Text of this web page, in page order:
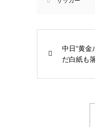
中日“黄金
だ白紙も